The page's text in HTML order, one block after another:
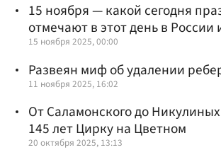
15 ноября — какой сегодня
отмечают в этот день в России
15 ноября 2025, 00:00
Развеян миф об удалении
11 ноября 2025, 16:02
От Саламонского до
145 лет Цирку на Цветном
20 октября 2025, 13:13